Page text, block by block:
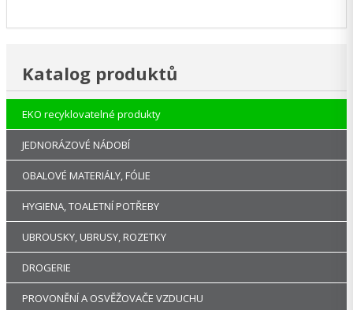
Katalog produktů
EKO recyklovatelné produkty
JEDNORÁZOVÉ NÁDOBÍ
OBALOVÉ MATERIÁLY, FÓLIE
HYGIENA, TOALETNÍ POTŘEBY
UBROUSKY, UBRUSY, ROZETKY
DROGERIE
PROVONĚNÍ A OSVĚŽOVAČE VZDUCHU